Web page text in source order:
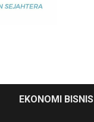
EKONOMI BISNIS